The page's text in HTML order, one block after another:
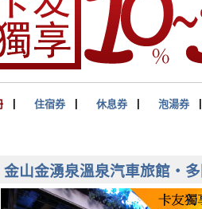
住宿券 休息券 泡湯券
金山金湧泉溫泉汽車旅館‧